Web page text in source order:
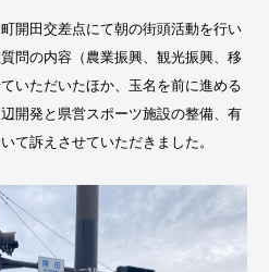
開田交差点にて朝の街頭活動を行い
問の内容（農業振興、観光振興、移
いただいたほか、玉名を前に進める
開発と県営スポーツ施設の整備、有
て訴えさせていただきました。